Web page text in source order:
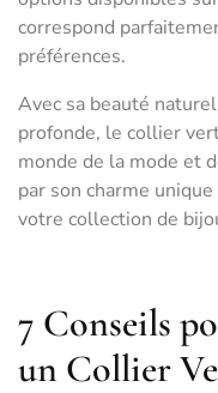
correspond
préférences.
Avec sa beauté
profonde, le collier
monde de la mode et
par son charme
votre collection de
7 Conseils
un Collier